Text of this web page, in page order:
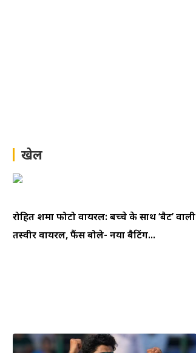
खेल
रोहित शर्मा फोटो वायरल: बच्चे के साथ ‘बैट’ वाली
तस्वीर वायरल, फैंस बोले- नया बैटिंग...